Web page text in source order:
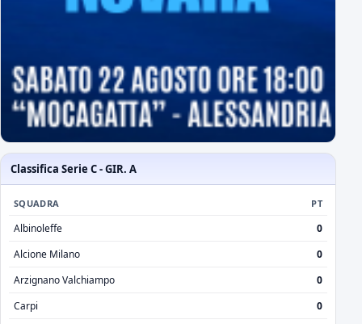
Classifica Serie C - GIR. A
SQUADRA PT
Albinoleffe
0
Alcione Milano
0
Arzignano Valchiampo
0
Carpi
0